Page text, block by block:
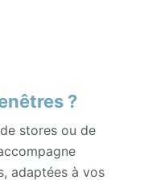
?
stores ou de
adaptées à vos